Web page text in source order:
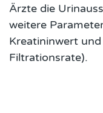
Ärzte die
weitere
Kreatininwert
Filtrationsrate).